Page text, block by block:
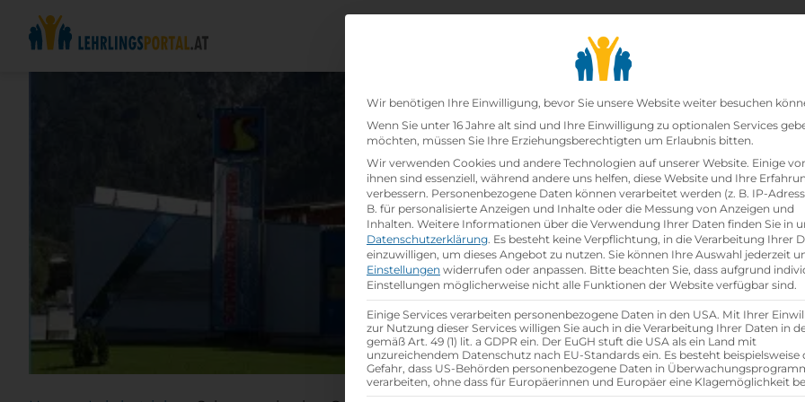
Lehrbetriebesearch
Datenschutz-
Wir benötigen Ihre Einwilligung, bevor Sie unsere Website weiter besuchen
Wenn Sie unter 16 Jahre alt sind und Ihre Einwilligung zu optionalen Services
möchten, müssen Sie Ihre Erziehungsberechtigten um Erlaubnis bitten.
Wir verwenden Cookies und andere Technologien auf unserer Website. Einige
ihnen sind essenziell, während andere uns helfen, diese Website und Ihre
verbessern. Personenbezogene Daten können verarbeitet werden (z. B. IP-
B. für personalisierte Anzeigen und Inhalte oder die Messung von Anzeigen und
Inhalten. Weitere Informationen über die Verwendung Ihrer Daten finden Sie in
Datenschutzerklärung. Es besteht keine Verpflichtung, in die Verarbeitung Ihrer
einzuwilligen, um dieses Angebot zu nutzen. Sie können Ihre Auswahl jederzeit
Einstellungen widerrufen oder anpassen. Bitte beachten Sie, dass aufgrund
Einstellungen möglicherweise nicht alle Funktionen der Website verfügbar sind.
Einige Services verarbeiten personenbezogene Daten in den USA. Mit Ihrer
zur Nutzung dieser Services willigen Sie auch in die Verarbeitung Ihrer Daten in
gemäß Art. 49 (1) lit. a GDPR ein. Der EuGH stuft die USA als ein Land mit
unzureichendem Datenschutz nach EU-Standards ein. Es besteht beispielsweise
Gefahr, dass US-Behörden personenbezogene Daten in
verarbeiten, ohne dass für Europäerinnen und Europäer eine Klagemöglichkeit